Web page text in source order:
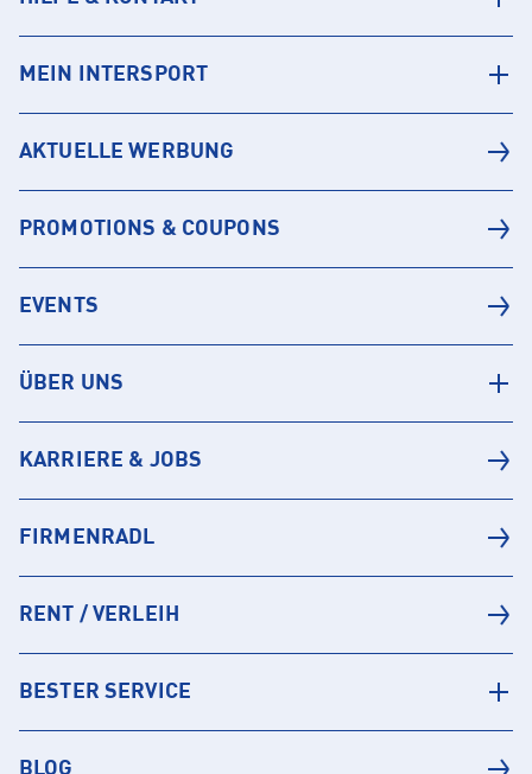
MEIN INTERSPORT
AKTUELLE WERBUNG
PROMOTIONS & COUPONS
EVENTS
ÜBER UNS
KARRIERE & JOBS
FIRMENRADL
RENT / VERLEIH
BESTER SERVICE
BLOG